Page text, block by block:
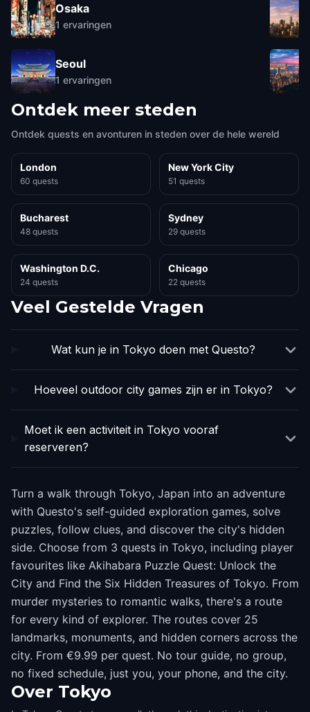
Osaka
1 ervaringen
Seoul
1 ervaringen
Ontdek meer steden
Ontdek quests en avonturen in steden over de hele wereld
London
60 quests
New York City
51 quests
Bucharest
48 quests
Sydney
29 quests
Washington D.C.
24 quests
Chicago
22 quests
Veel Gestelde Vragen
Wat kun je in Tokyo doen met Questo?
Hoeveel outdoor city games zijn er in Tokyo?
Moet ik een activiteit in Tokyo vooraf
reserveren?
Turn a walk through Tokyo, Japan into an adventure
with Questo's self-guided exploration games, solve
puzzles, follow clues, and discover the city's hidden
side. Choose from 3 quests in Tokyo, including player
favourites like Akihabara Puzzle Quest: Unlock the
City and Find the Six Hidden Treasures of Tokyo. From
murder mysteries to romantic walks, there's a route
for every kind of explorer. The routes cover 25
landmarks, monuments, and hidden corners across the
city. From €9.99 per quest. No tour guide, no group,
no fixed schedule, just you, your phone, and the city.
Over Tokyo